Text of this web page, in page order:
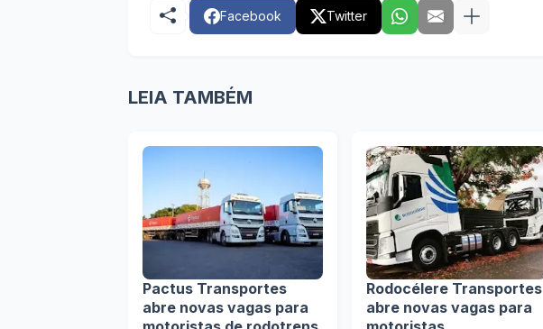
Facebook Twitter
LEIA TAMBÉM
Pactus Transportes
abre novas vagas para
Rodocélere Transportes
abre novas vagas para